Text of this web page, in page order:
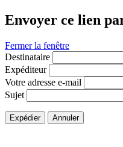
Envoyer ce lien
Fermer la fenêtre
Destinataire
Expéditeur
Votre adresse e-mail
Sujet
Expédier Annuler